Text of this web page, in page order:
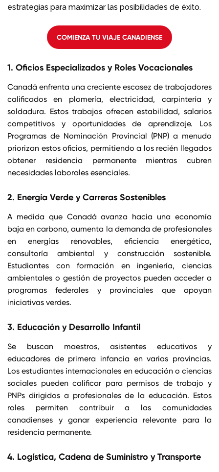
estrategias para maximizar las posibilidades de éxito.
COMIENZA TU VIAJE CANADIENSE
1. Oficios Especializados y Roles Vocacionales
Canadá enfrenta una creciente escasez de trabajadores
calificados en plomería, electricidad, carpintería y
soldadura. Estos trabajos ofrecen estabilidad, salarios
competitivos y oportunidades de aprendizaje. Los
Programas de Nominación Provincial (PNP) a menudo
priorizan estos oficios, permitiendo a los recién llegados
obtener residencia permanente mientras cubren
necesidades laborales esenciales.
2. Energía Verde y Carreras Sostenibles
A medida que Canadá avanza hacia una economía
baja en carbono, aumenta la demanda de profesionales
en energías renovables, eficiencia energética,
consultoría ambiental y construcción sostenible.
Estudiantes con formación en ingeniería, ciencias
ambientales o gestión de proyectos pueden acceder a
programas federales y provinciales que apoyan
iniciativas verdes.
3. Educación y Desarrollo Infantil
Se buscan maestros, asistentes educativos y
educadores de primera infancia en varias provincias.
Los estudiantes internacionales en educación o ciencias
sociales pueden calificar para permisos de trabajo y
PNPs dirigidos a profesionales de la educación. Estos
roles permiten contribuir a las comunidades
canadienses y ganar experiencia relevante para la
residencia permanente.
4. Logística, Cadena de Suministro y Transporte